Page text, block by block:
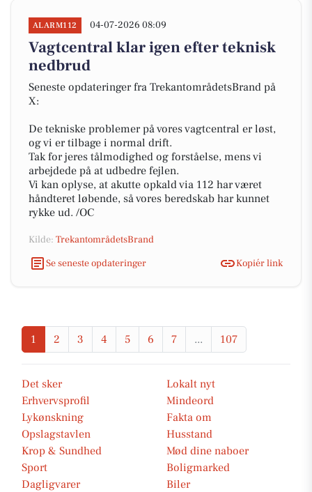
ALARM112 04-07-2026 08:09
Vagtcentral klar igen efter teknisk
nedbrud
Seneste opdateringer fra TrekantområdetsBrand på
X:
De tekniske problemer på vores vagtcentral er løst,
og vi er tilbage i normal drift.
Tak for jeres tålmodighed og forståelse, mens vi
arbejdede på at udbedre fejlen.
Vi kan oplyse, at akutte opkald via 112 har været
håndteret løbende, så vores beredskab har kunnet
rykke ud. /OC
Kilde: TrekantområdetsBrand
Se seneste opdateringer
Kopiér link
1 2 3 4 5 6 7 ... 107
Det sker
Lokalt nyt
Erhvervsprofil
Mindeord
Lykønskning
Fakta om
Opslagstavlen
Husstand
Krop & Sundhed
Mød dine naboer
Sport
Boligmarked
Dagligvarer
Biler